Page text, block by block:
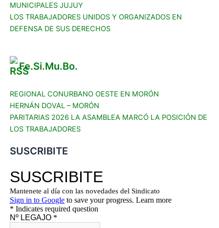
MUNICIPALES JUJUY
LOS TRABAJADORES UNIDOS Y ORGANIZADOS EN
DEFENSA DE SUS DERECHOS
Fe.Si.Mu.Bo.
REGIONAL CONURBANO OESTE EN MORÓN
HERNÁN DOVAL – MORÓN
PARITARIAS 2026 LA ASAMBLEA MARCÓ LA POSICIÓN DE
LOS TRABAJADORES
SUSCRIBITE